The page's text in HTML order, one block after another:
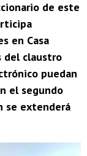
de este
en Casa
del claustro
puedan
el segundo
se extenderá